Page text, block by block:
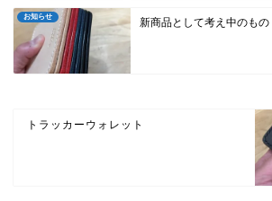
お知らせ 新商品として考え中のもの
トラッカーウォレット